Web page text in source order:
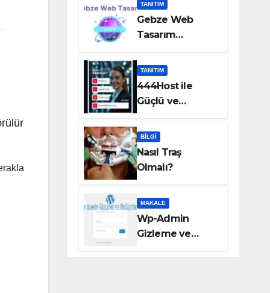
TANITIM
Gebze Web
Tasarım
Bilişim’de!
TANITIM
444Host ile
Güçlü ve
Güvenilir VDS
Sunucu
Çözümleri
BILGI
Nasıl Traş
Olmalı?
MAKALE
Wp-Admin
Gizleme ve